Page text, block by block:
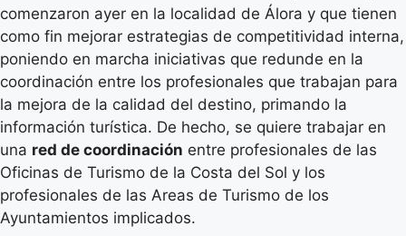
comenzaron ayer en la localidad de Álora y que tienen
como fin mejorar estrategias de competitividad interna,
poniendo en marcha iniciativas que redunde en la
coordinación entre los profesionales que trabajan para
la mejora de la calidad del destino, primando la
información turística. De hecho, se quiere trabajar en
una red de coordinación entre profesionales de las
Oficinas de Turismo de la Costa del Sol y los
profesionales de las Areas de Turismo de los
Ayuntamientos implicados.